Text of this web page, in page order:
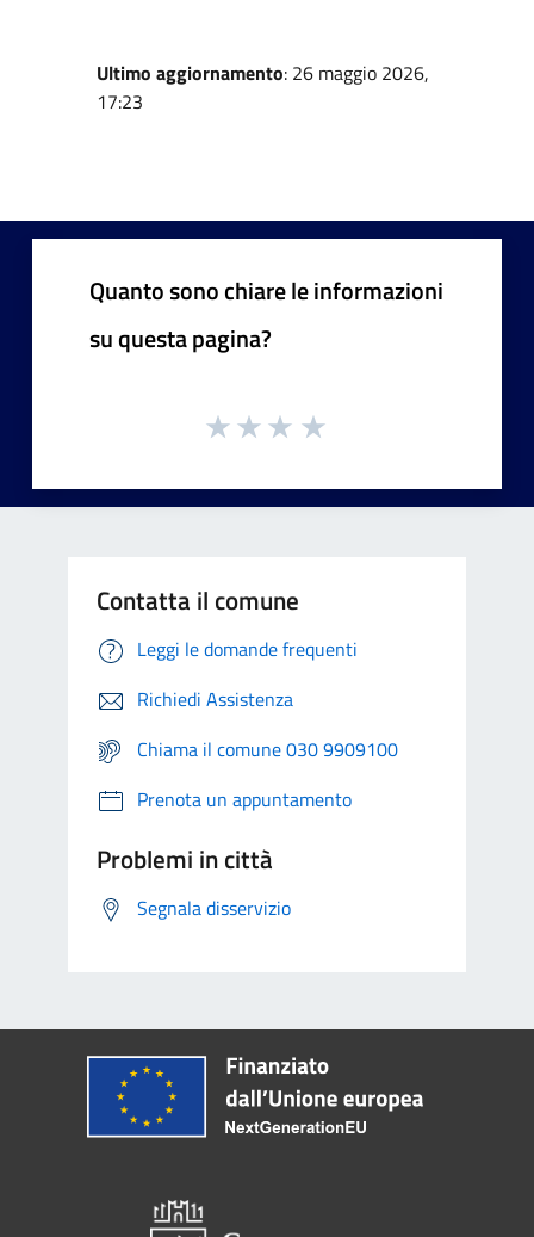
Ultimo aggiornamento: 26 maggio 2026,
17:23
Quanto sono chiare le informazioni
su questa pagina?
Contatta il comune
Leggi le domande frequenti
Richiedi Assistenza
Chiama il comune 030 9909100
Prenota un appuntamento
Problemi in città
Segnala disservizio